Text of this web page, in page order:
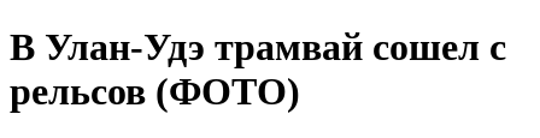
В Улан-Удэ трамвай сошел с
рельсов (ФОТО)